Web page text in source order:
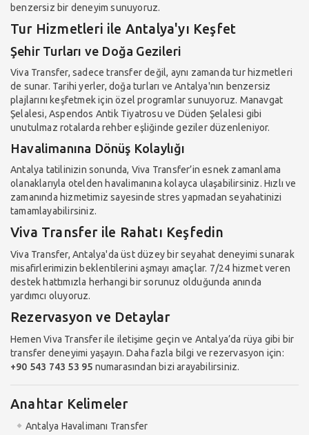
benzersiz bir deneyim sunuyoruz.
Tur Hizmetleri ile Antalya'yı Keşfet
Şehir Turları ve Doğa Gezileri
Viva Transfer, sadece transfer değil, aynı zamanda tur hizmetleri
de sunar. Tarihi yerler, doğa turları ve Antalya'nın benzersiz
plajlarını keşfetmek için özel programlar sunuyoruz. Manavgat
Şelalesi, Aspendos Antik Tiyatrosu ve Düden Şelalesi gibi
unutulmaz rotalarda rehber eşliğinde geziler düzenleniyor.
Havalimanına Dönüş Kolaylığı
Antalya tatilinizin sonunda, Viva Transfer’in esnek zamanlama
olanaklarıyla otelden havalimanına kolayca ulaşabilirsiniz. Hızlı ve
zamanında hizmetimiz sayesinde stres yapmadan seyahatinizi
tamamlayabilirsiniz.
Viva Transfer ile Rahatı Keşfedin
Viva Transfer, Antalya'da üst düzey bir seyahat deneyimi sunarak
misafirlerimizin beklentilerini aşmayı amaçlar. 7/24 hizmet veren
destek hattımızla herhangi bir sorunuz olduğunda anında
yardımcı oluyoruz.
Rezervasyon ve Detaylar
Hemen Viva Transfer ile iletişime geçin ve Antalya’da rüya gibi bir
transfer deneyimi yaşayın. Daha fazla bilgi ve rezervasyon için:
+90 543 743 53 95 numarasından bizi arayabilirsiniz.
Anahtar Kelimeler
Antalya Havalimanı Transfer